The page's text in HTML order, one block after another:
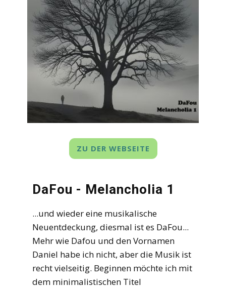
ZU DER WEBSEITE
DaFou - Melancholia 1
...und wieder eine musikalische
Neuentdeckung, diesmal ist es DaFou...
Mehr wie Dafou und den Vornamen
Daniel habe ich nicht, aber die Musik ist
recht vielseitig. Beginnen möchte ich mit
dem minimalistischen Titel